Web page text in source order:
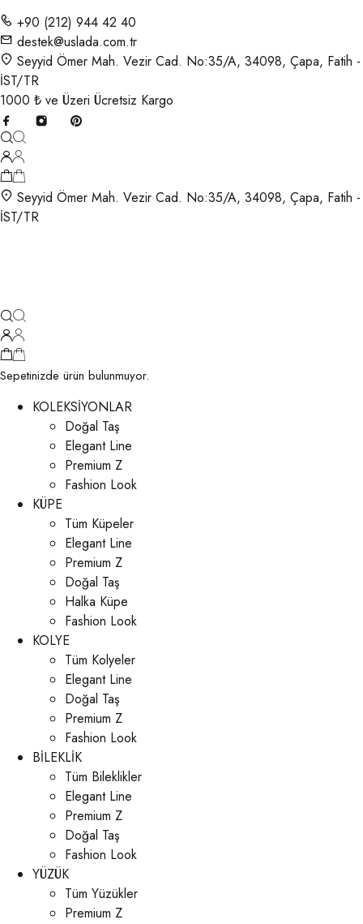
+90 (212) 944 42 40
destek@uslada.com.tr
Seyyid Ömer Mah. Vezir Cad. No:35/A, 34098, Çapa, Fatih -
İST/TR
1000 ₺ ve Üzeri Ücretsiz Kargo
Seyyid Ömer Mah. Vezir Cad. No:35/A, 34098, Çapa, Fatih -
İST/TR
Sepetinizde ürün bulunmuyor.
KOLEKSİYONLAR
Doğal Taş
Elegant Line
Premium Z
Fashion Look
KÜPE
Tüm Küpeler
Elegant Line
Premium Z
Doğal Taş
Halka Küpe
Fashion Look
KOLYE
Tüm Kolyeler
Elegant Line
Doğal Taş
Premium Z
Fashion Look
BİLEKLİK
Tüm Bileklikler
Elegant Line
Premium Z
Doğal Taş
Fashion Look
YÜZÜK
Tüm Yüzükler
Premium Z